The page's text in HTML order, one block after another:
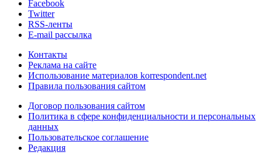
Facebook
Twitter
RSS-ленты
E-mail рассылка
Контакты
Реклама на сайте
Использование материалов korrespondent.net
Правила пользования сайтом
Договор пользования сайтом
Политика в сфере конфиденциальности и персональных
данных
Пользовательское соглашение
Редакция